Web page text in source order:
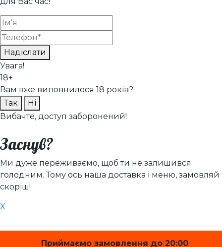
Приймаємо замовлення до 20:00
Надіслати
Увага!
18+
Вам вже виповнилося 18 років?
Так
Ні
Вибачте, доступ заборонений!
Заснув?
Ми дуже переживаємо, щоб ти не залишився
голодним. Тому ось наша доставка і меню, замовляй
скоріш!
X